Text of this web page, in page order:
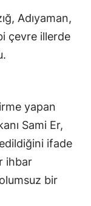
Adıyaman,
çevre illerde
yapan
Sami Er,
ifade
ihbar
bir